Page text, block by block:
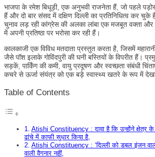
भाजपा के रमेश बिधूड़ी, एक अनुभवी राजनेता हैं, जो पहले
हैं और दो बार संसद में दक्षिण दिल्ली का प्रतिनिधित्व कर
चुनाव लड़ रही कांग्रेस की अलका लांबा एक मजबूत वक्ता
में अपनी प्रतिष्ठा पर भरोसा कर रही हैं।
कालकाजी एक विविध मतदाता प्रस्तुत करता है, जिसमें
जैसे पॉश इलाके गोविंदपुरी की घनी बस्तियों के विपरीत हैं।
सड़कें, पार्किंग की कमी, वायु प्रदूषण और स्वच्छता संबंधी
कचरे से ऊर्जा संयंत्र को एक बड़े स्वास्थ्य खतरे के रूप में देखा
Table of Contents
Atishi Constituency : दावा है कि उन्होंने क्षेत्र के
ढांचे में काफी सुधार किया है,
Atishi Constituency : ‘दिल्ली को डबल इंजन
वाली वैगनार नहीं,